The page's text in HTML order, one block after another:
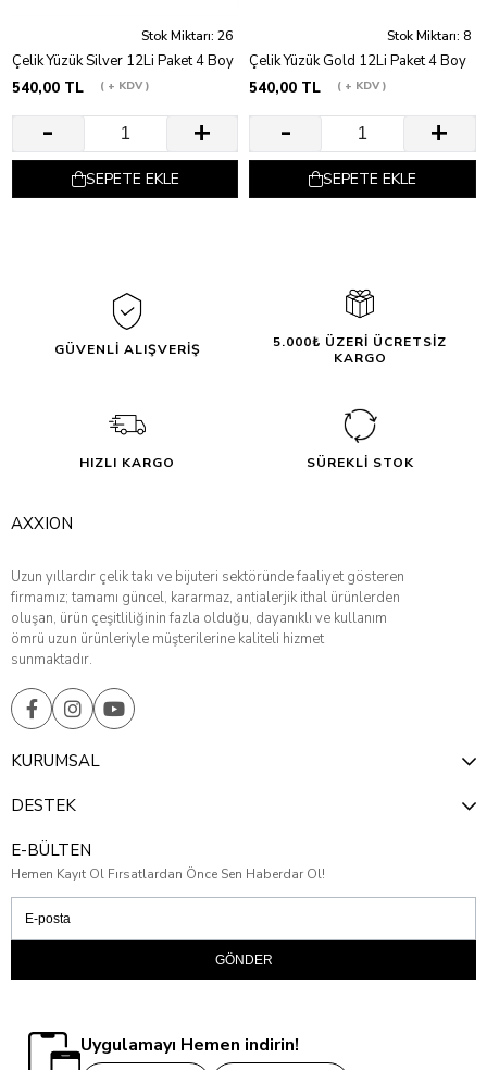
Stok Miktarı: 26
Çelik Yüzük Silver 12Li Paket 4 Boy
540,00 TL
+ KDV
SEPETE EKLE
Stok Miktarı: 8
Çelik Yüzük Gold 12Li Paket 4 Boy
540,00 TL
+ KDV
SEPETE EKLE
GÜVENLİ ALIŞVERİŞ
5.000₺ ÜZERİ ÜCRETSİZ
KARGO
HIZLI KARGO SÜREKLİ STOK
AXXION
Uzun yıllardır çelik takı ve bijuteri sektöründe faaliyet gösteren
firmamız; tamamı güncel, kararmaz, antialerjik ithal ürünlerden
oluşan, ürün çeşitliliğinin fazla olduğu, dayanıklı ve kullanım
ömrü uzun ürünleriyle müşterilerine kaliteli hizmet
sunmaktadır.
KURUMSAL
DESTEK
E-BÜLTEN
Hemen Kayıt Ol Fırsatlardan Önce Sen Haberdar Ol!
GÖNDER
Uygulamayı Hemen indirin!